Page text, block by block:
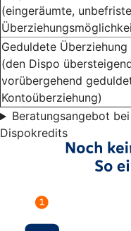
(eingeräumte,
Geduldete Überziehung
(den Dispo
vorübergehend
Kontoüberziehung)
Beratungsangebot
Dispokredits